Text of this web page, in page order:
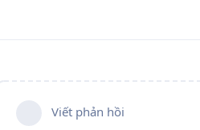
Viết phản hồi